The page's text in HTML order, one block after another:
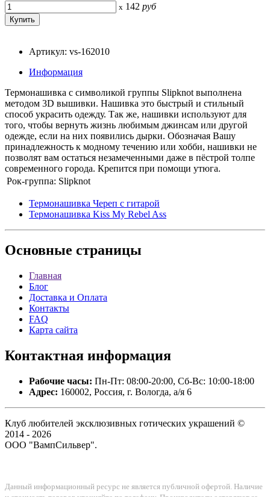
x 142 руб
Артикул: vs-162010
Информация
Термонашивка с символикой группы Slipknot выполнена
методом 3D вышивки. Нашивка это быстрый и стильный
способ украсить одежду. Так же, нашивки используют для
того, чтобы вернуть жизнь любимым джинсам или другой
одежде, если на них появились дырки. Обозначая Вашу
принадлежность к модному течению или хобби, нашивки не
позволят вам остаться незамеченными даже в пёстрой толпе
современного города. Крепится при помощи утюга.
Рок-группа: Slipknot
Термонашивка Череп с гитарой
Термонашивка Kiss My Rebel Ass
Основные страницы
Главная
Блог
Доставка и Оплата
Контакты
FAQ
Карта сайта
Контактная информация
Рабочие часы: Пн-Пт: 08:00-20:00, Сб-Вс: 10:00-18:00
Адрес: 160002, Россия, г. Вологда, а/я 6
Клуб любителей эксклюзивных готических украшений ©
2014 - 2026
ООО "ВампСильвер".
Данный информационный ресурс не является публичной офертой. Наличие